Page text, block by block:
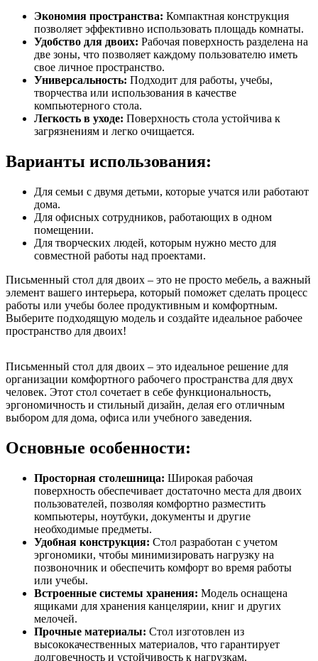
Экономия пространства: Компактная конструкция
позволяет эффективно использовать площадь комнаты.
Удобство для двоих: Рабочая поверхность разделена на
две зоны, что позволяет каждому пользователю иметь
свое личное пространство.
Универсальность: Подходит для работы, учебы,
творчества или использования в качестве
компьютерного стола.
Легкость в уходе: Поверхность стола устойчива к
загрязнениям и легко очищается.
Варианты использования:
Для семьи с двумя детьми, которые учатся или работают
дома.
Для офисных сотрудников, работающих в одном
помещении.
Для творческих людей, которым нужно место для
совместной работы над проектами.
Письменный стол для двоих – это не просто мебель, а важный
элемент вашего интерьера, который поможет сделать процесс
работы или учебы более продуктивным и комфортным.
Выберите подходящую модель и создайте идеальное рабочее
пространство для двоих!
Письменный стол для двоих – это идеальное решение для
организации комфортного рабочего пространства для двух
человек. Этот стол сочетает в себе функциональность,
эргономичность и стильный дизайн, делая его отличным
выбором для дома, офиса или учебного заведения.
Основные особенности:
Просторная столешница: Широкая рабочая
поверхность обеспечивает достаточно места для двоих
пользователей, позволяя комфортно разместить
компьютеры, ноутбуки, документы и другие
необходимые предметы.
Удобная конструкция: Стол разработан с учетом
эргономики, чтобы минимизировать нагрузку на
позвоночник и обеспечить комфорт во время работы
или учебы.
Встроенные системы хранения: Модель оснащена
ящиками для хранения канцелярии, книг и других
мелочей.
Прочные материалы: Стол изготовлен из
высококачественных материалов, что гарантирует
долговечность и устойчивость к нагрузкам.